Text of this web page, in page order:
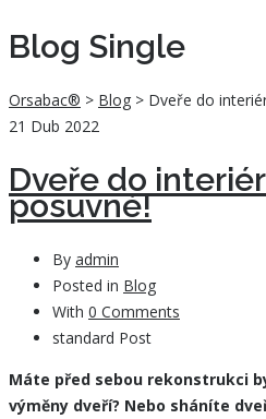
Blog Single
Orsabac® > Blog > Dveře do
21 Dub 2022
Dveře do
posuvné!
By admin
Posted in Blog
With 0 Comments
standard Post
Máte před sebou rekonstrukci
výměny dveří? Nebo sháníte